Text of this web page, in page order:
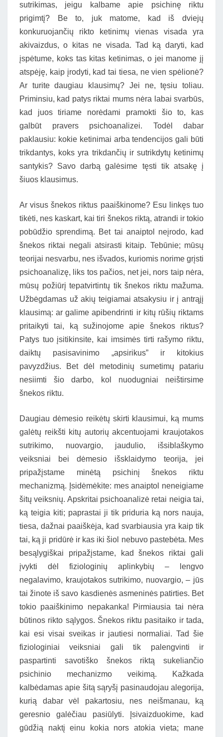
sutrikimas, jeigu kalbame apie psichinę riktu
prigimtį? Be to, juk matome, kad iš dviejų
konkuruojančių rikto ketinimų vienas visada yra
akivaizdus, o kitas ne visada. Tad ką daryti, kad
įspėtume, koks tas kitas ketinimas, o jei manome jį
atspėję, kaip įrodyti, kad tai tiesa, ne vien spėlionė?
Ar turite daugiau klausimų? Jei ne, tęsiu toliau.
Priminsiu, kad patys riktai mums nėra labai svarbūs,
kad juos tiriame norėdami pramokti šio to, kas
galbūt pravers psichoanalizei. Todėl dabar
paklausiu: kokie ketinimai arba tendencijos gali būti
trikdantys, koks yra trikdančių ir sutrikdytų ketinimų
santykis? Savo darbą galėsime tęsti tik atsakę į
šiuos klausimus.
Ar visus šnekos riktus paaiškinome? Esu linkęs tuo
tikėti, nes kaskart, kai tiri šnekos riktą, atrandi ir tokio
pobūdžio sprendimą. Bet tai anaiptol neįrodo, kad
šnekos riktai negali atsirasti kitaip. Tebūnie; mūsų
teorijai nesvarbu, nes išvados, kuriomis norime grįsti
psichoanalizę, liks tos pačios, net jei, nors taip nėra,
mūsų požiūrį tepatvirtintų tik šnekos riktu mažuma.
Užbėgdamas už akių teigiamai atsakysiu ir į antrąjį
klausimą: ar galime apibendrinti ir kitų rūšių riktams
pritaikyti tai, ką sužinojome apie šnekos riktus?
Patys tuo įsitikinsite, kai imsimės tirti rašymo riktu,
daiktų pasisavinimo „apsirikus” ir kitokius
pavyzdžius. Bet dėl metodinių sumetimų patariu
nesiimti šio darbo, kol nuodugniai neištirsime
šnekos riktu.
Daugiau dėmesio reikėtų skirti klausimui, ką mums
galėtų reikšti kitų autorių akcentuojami kraujotakos
sutrikimo, nuovargio, jaudulio, išsiblaškymo
veiksniai bei dėmesio išsklaidymo teorija, jei
pripažįstame minėtą psichinį šnekos riktu
mechanizmą. Įsidėmėkite: mes anaiptol neneigiame
šitų veiksnių. Apskritai psichoanalizė retai neigia tai,
ką teigia kiti; paprastai ji tik priduria ką nors nauja,
tiesa, dažnai paaiškėja, kad svarbiausia yra kaip tik
tai, ką ji pridūrė ir kas iki šiol nebuvo pastebėta. Mes
besąlygiškai pripažįstame, kad šnekos riktai gali
įvykti dėl fiziologinių aplinkybių – lengvo
negalavimo, kraujotakos sutrikimo, nuovargio, – jūs
tai žinote iš savo kasdienės asmeninės patirties. Bet
tokio paaiškinimo nepakanka! Pirmiausia tai nėra
būtinos rikto sąlygos. Šnekos riktu pasitaiko ir tada,
kai esi visai sveikas ir jautiesi normaliai. Tad šie
fiziologiniai veiksniai gali tik palengvinti ir
paspartinti savotiško šnekos riktą sukeliančio
psichinio mechanizmo veikimą. Kažkada
kalbėdamas apie šitą sąryšį pasinaudojau alegorija,
kurią dabar vėl pakartosiu, nes neišmanau, ką
geresnio galėčiau pasiūlyti. Įsivaizduokime, kad
gūdžią naktį einu kokia nors atokia vieta; mane